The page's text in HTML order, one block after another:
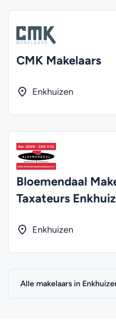
CMK Makelaars
Enkhuizen
Bloemendaal
Taxateurs
Enkhuizen
Alle makelaars in